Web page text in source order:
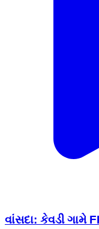
વાંસદા: કેવડી ગામે